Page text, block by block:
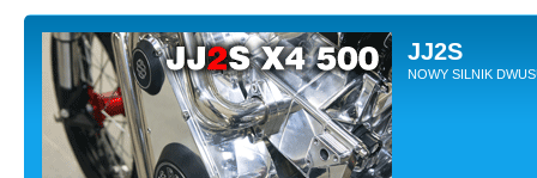
JJ2S
NOWY SILNIK